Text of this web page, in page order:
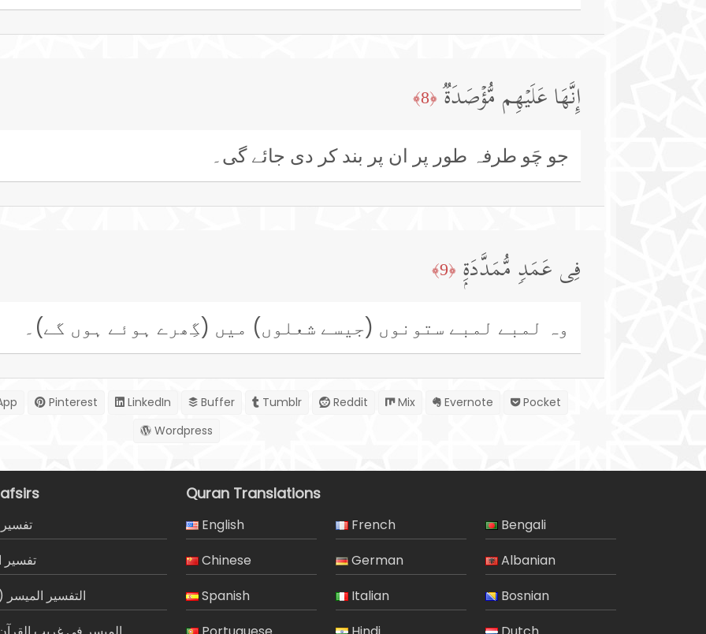
إِنَّهَا عَلَیۡهِم مُّؤۡصَدَةࣱ ﴿8﴾
جو چَو طرفہ طور پر ان پر بند کر دی جائے گی۔
فِی عَمَدࣲ مُّمَدَّدَةِۭ ﴿9﴾
وہ لمبے لمبے ستونوں (جیسے شعلوں) میں (گِھرے ہوئے ہوں گے)۔
Pinterest LinkedIn Buffer Tumblr Reddit Mix Evernote
Pocket
Wordpress
تفسير
التفسير
Quran Translations
English
Chinese
Spanish
French
German
Italian
Bengali
Albanian
Bosnian